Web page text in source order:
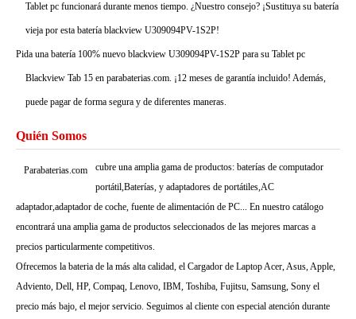
Tablet pc funcionará durante menos tiempo. ¿Nuestro consejo? ¡Sustituya su batería
vieja por esta batería blackview U309094PV-1S2P!
Pida una batería 100% nuevo blackview U309094PV-1S2P para su Tablet pc
Blackview Tab 15 en parabaterias.com. ¡12 meses de garantía incluido! Además,
puede pagar de forma segura y de diferentes maneras.
Quién Somos
Parabaterias.com
cubre una amplia gama de productos: baterías de computador
portátil,Baterías, y adaptadores de portátiles,AC
adaptador,adaptador de coche, fuente de alimentación de PC... En nuestro catálogo
encontrará una amplia gama de productos seleccionados de las mejores marcas a
precios particularmente competitivos.
Ofrecemos la bateria de la más alta calidad, el Cargador de Laptop Acer, Asus, Apple,
Adviento, Dell, HP, Compaq, Lenovo, IBM, Toshiba, Fujitsu, Samsung, Sony el
precio más bajo, el mejor servicio. Seguimos al cliente con especial atención durante